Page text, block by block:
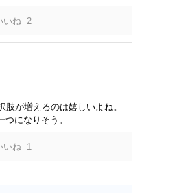
2
肢が増えるのは嬉しいよね。
つになりそう。
1